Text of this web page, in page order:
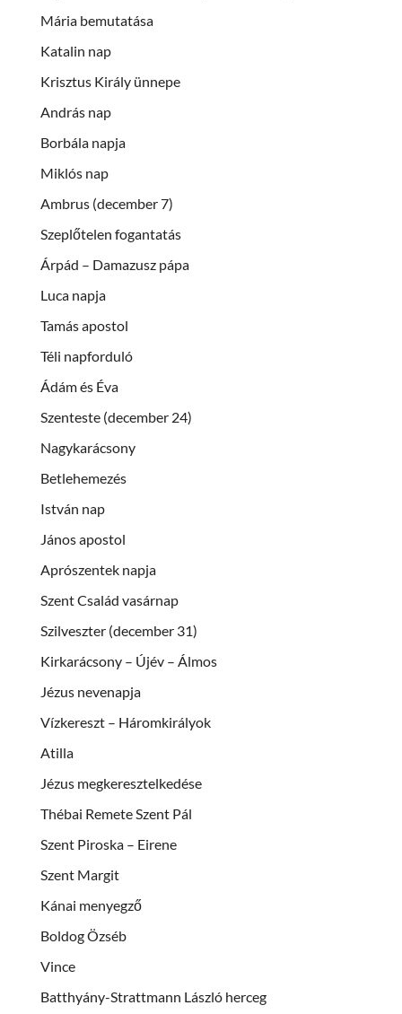
Mária bemutatása
Katalin nap
Krisztus Király ünnepe
András nap
Borbála napja
Miklós nap
Ambrus (december 7)
Szeplőtelen fogantatás
Árpád – Damazusz pápa
Luca napja
Tamás apostol
Téli napforduló
Ádám és Éva
Szenteste (december 24)
Nagykarácsony
Betlehemezés
István nap
János apostol
Aprószentek napja
Szent Család vasárnap
Szilveszter (december 31)
Kirkarácsony – Újév – Álmos
Jézus nevenapja
Vízkereszt – Háromkirályok
Atilla
Jézus megkeresztelkedése
Thébai Remete Szent Pál
Szent Piroska – Eirene
Szent Margit
Kánai menyegző
Boldog Özséb
Vince
Batthyány-Strattmann László herceg